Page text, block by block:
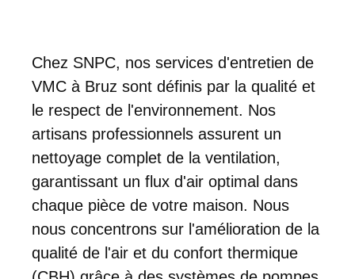
Chez SNPC, nos services d'entretien de
VMC à Bruz sont définis par la qualité et
le respect de l'environnement. Nos
artisans professionnels assurent un
nettoyage complet de la ventilation,
garantissant un flux d'air optimal dans
chaque pièce de votre maison. Nous
nous concentrons sur l'amélioration de la
qualité de l'air et du confort thermique